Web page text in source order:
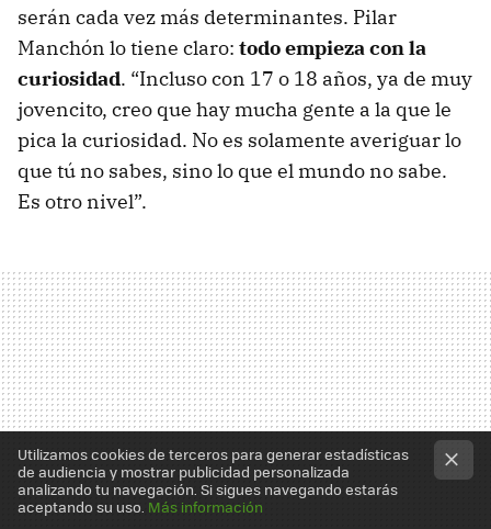
serán cada vez más determinantes. Pilar
Manchón lo tiene claro: todo empieza con la
curiosidad. “Incluso con 17 o 18 años, ya de muy
jovencito, creo que hay mucha gente a la que le
pica la curiosidad. No es solamente averiguar lo
que tú no sabes, sino lo que el mundo no sabe.
Es otro nivel”.
Utilizamos cookies de terceros para generar estadísticas
de audiencia y mostrar publicidad personalizada
analizando tu navegación. Si sigues navegando estarás
aceptando su uso. Más información